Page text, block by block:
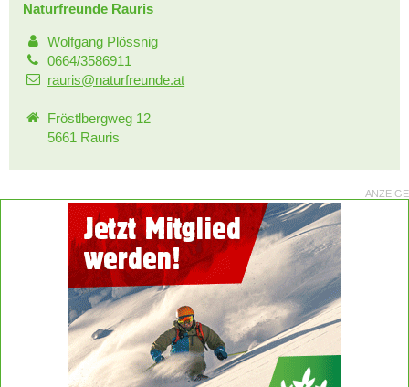
Naturfreunde Rauris
Wolfgang Plössnig
0664/3586911
rauris@naturfreunde.at
Fröstlbergweg 12
5661 Rauris
ANZEIGE